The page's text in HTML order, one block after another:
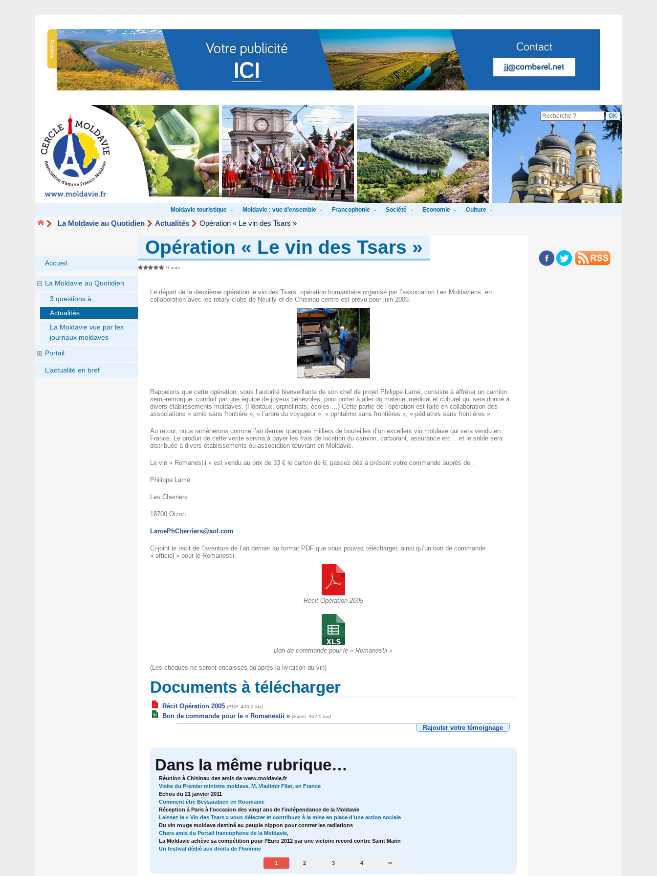
Publicité
Moldavie touristique Moldavie : vue d’ensemble Francophonie Société Economie Culture
La Moldavie au Quotidien Actualités Opération « Le vin des Tsars »
Opération « Le vin des Tsars »
0 vote
Le départ de la deuxième opération le vin des Tsars, opération humanitaire organisé par l’association Les Moldaviens, en
collaboration avec les rotary-clubs de Neuilly et de Chisinau centre est prévu pour juin 2006.
Rappelons que cette opération, sous l’autorité bienveillante de son chef de projet Philippe Lamé, consiste à affréter un camion
semi-remorque, conduit par une équipe de joyeux bénévoles, pour porter à aller du matériel médical et culturel qui sera donné à
divers établissements moldaves. (Hôpitaux, orphelinats, écoles …) Cette partie de l’opération est faite en collaboration des
associations « amis sans frontière », « l’arbre du voyageur », « ophtalmo sans frontières », « pédiatres sans frontières ».
Au retour, nous ramènerons comme l’an dernier quelques milliers de bouteilles d’un excellent vin moldave qui sera vendu en
France. Le produit de cette vente servira à payer les frais de location du camion, carburant, assurance etc… et le solde sera
distribuée à divers établissements ou association œuvrant en Moldavie.
Le vin « Romanestii » est vendu au prix de 33 € le carton de 6, passez dés à présent votre commande auprès de :
Philippe Lamé
Les Cherriers
18700 Oizon
LamePhCherriers@aol.com
Ci-joint le récit de l’aventure de l’an dernier au format PDF que vous pouvez télécharger, ainsi qu’un bon de commande
« officiel » pour le Romanestii.
Récit Opération 2005
Bon de commande pour le « Romanestii »
(Les chèques ne seront encaissés qu’après la livraison du vin)
Documents à télécharger
Récit Opération 2005 (PDF, 403.2 kio)
Bon de commande pour le « Romanestii » (Excel, 967.5 kio)
Rajouter votre témoignage
Dans la même rubrique…
Réunion à Chisinau des amis de www.moldavie.fr
Visite du Premier ministre moldave, M. Vladimir Filat, en France
Echos du 21 janvier 2011
Comment être Bessarabien en Roumanie
Réception à Paris à l’occasion des vingt ans de l’indépendance de la Moldavie
Laissez le « Vin des Tsars » vous délecter et contribuez à la mise en place d’une action sociale
Du vin rouge moldave destiné au peuple nippon pour contrer les radiations
Chers amis du Portail francophone de la Moldavie,
La Moldavie achève sa compétition pour l’Euro 2012 par une victoire record contre Saint Marin
Un festival dédié aux droits de l’homme
1 2 3 4 ∞
Accueil
La Moldavie au Quotidien
3 questions à…
Actualités
La Moldavie vue par les
journaux moldaves
Portail
L’actualité en bref